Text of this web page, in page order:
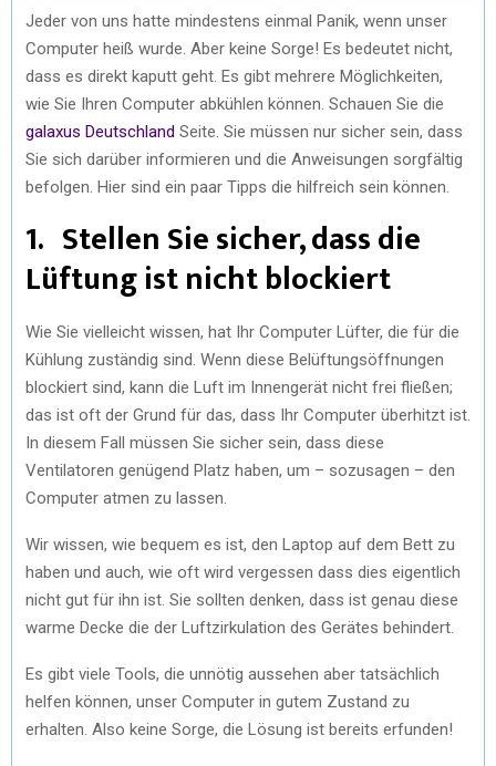
Jeder von uns hatte mindestens einmal Panik, wenn unser
Computer heiß wurde. Aber keine Sorge! Es bedeutet nicht,
dass es direkt kaputt geht. Es gibt mehrere Möglichkeiten,
wie Sie Ihren Computer abkühlen können. Schauen Sie die
galaxus Deutschland Seite. Sie müssen nur sicher sein, dass
Sie sich darüber informieren und die Anweisungen sorgfältig
befolgen. Hier sind ein paar Tipps die hilfreich sein können.
1. Stellen Sie sicher, dass die
Lüftung ist nicht blockiert
Wie Sie vielleicht wissen, hat Ihr Computer Lüfter, die für die
Kühlung zuständig sind. Wenn diese Belüftungsöffnungen
blockiert sind, kann die Luft im Innengerät nicht frei fließen;
das ist oft der Grund für das, dass Ihr Computer überhitzt ist.
In diesem Fall müssen Sie sicher sein, dass diese
Ventilatoren genügend Platz haben, um – sozusagen – den
Computer atmen zu lassen.
Wir wissen, wie bequem es ist, den Laptop auf dem Bett zu
haben und auch, wie oft wird vergessen dass dies eigentlich
nicht gut für ihn ist. Sie sollten denken, dass ist genau diese
warme Decke die der Luftzirkulation des Gerätes behindert.
Es gibt viele Tools, die unnötig aussehen aber tatsächlich
helfen können, unser Computer in gutem Zustand zu
erhalten. Also keine Sorge, die Lösung ist bereits erfunden!